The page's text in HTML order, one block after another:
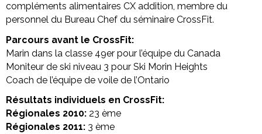
compléments alimentaires CX addition, membre du
personnel du Bureau Chef du séminaire CrossFit.
Parcours avant le CrossFit:
Marin dans la classe 49er pour l’équipe du Canada
Moniteur de ski niveau 3 pour Ski Morin Heights
Coach de l’équipe de voile de l’Ontario
Résultats individuels en CrossFit:
Régionales 2010: 23 ème
Régionales 2011: 3 ème